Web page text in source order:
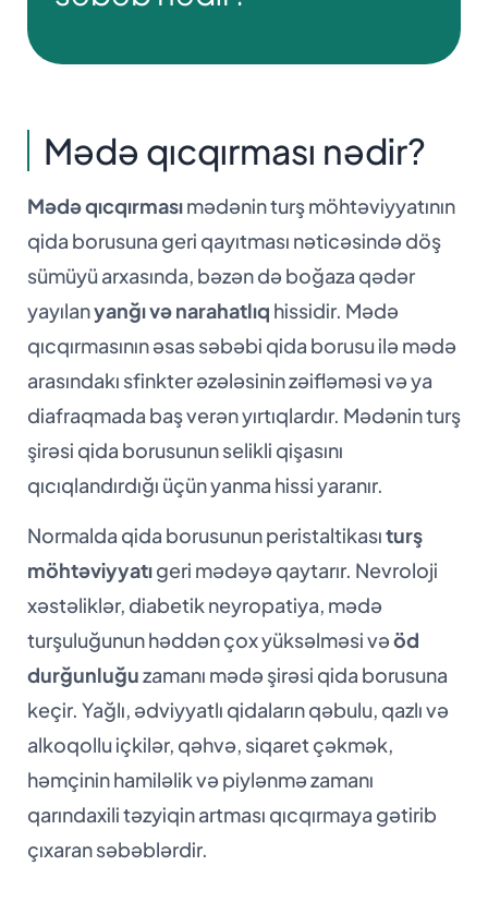
Mədə qıcqırması nədir?
Mədə qıcqırmasımədənin turş möhtəviyyatının
qida borusuna geri qayıtması nəticəsində döş
sümüyü arxasında, bəzən də boğaza qədər
yayılanyanğı və narahatlıq hissidir. Mədə
qıcqırmasının əsas səbəbi qida borusu ilə mədə
arasındakı sfinkter əzələsinin zəifləməsi və ya
diafraqmada baş verən yırtıqlardır. Mədənin turş
şirəsi qida borusunun selikli qişasını
qıcıqlandırdığı üçün yanma hissi yaranır.
Normalda qida borusunun peristaltikasıturş
möhtəviyyatıgeri mədəyə qaytarır. Nevroloji
xəstəliklər, diabetik neyropatiya, mədə
turşuluğunun həddən çox yüksəlməsi vəöd
durğunluğuzamanı mədə şirəsi qida borusuna
keçir. Yağlı, ədviyyatlı qidaların qəbulu, qazlı və
alkoqollu içkilər, qəhvə, siqaret çəkmək,
həmçinin hamiləlik və piylənmə zamanı
qarındaxili təzyiqin artması qıcqırmaya gətirib
çıxaran səbəblərdir.